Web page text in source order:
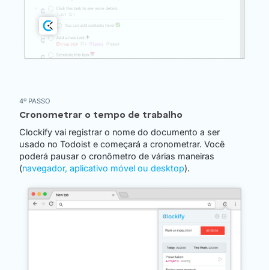
4º PASSO
Cronometrar o tempo de trabalho
Clockify vai registrar o nome do documento a ser
usado no Todoist e começará a cronometrar. Você
poderá pausar o cronômetro de várias maneiras
(navegador, aplicativo móvel ou desktop).